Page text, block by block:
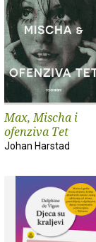
Max, Mischa i
ofenziva Tet
Johan Harstad